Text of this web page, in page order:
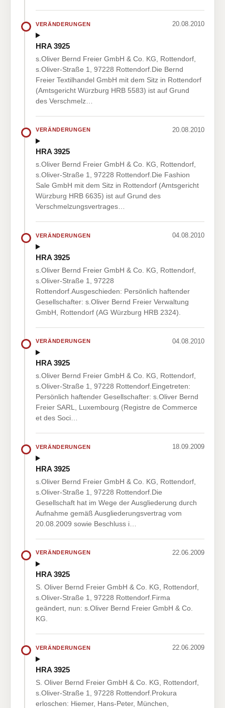
VERÄNDERUNGEN 20.08.2010
HRA 3925
s.Oliver Bernd Freier GmbH & Co. KG, Rottendorf,
s.Oliver-Straße 1, 97228 Rottendorf.Die Bernd
Freier Textilhandel GmbH mit dem Sitz in Rottendorf
(Amtsgericht Würzburg HRB 5583) ist auf Grund
des Verschmelz…
VERÄNDERUNGEN 20.08.2010
HRA 3925
s.Oliver Bernd Freier GmbH & Co. KG, Rottendorf,
s.Oliver-Straße 1, 97228 Rottendorf.Die Fashion
Sale GmbH mit dem Sitz in Rottendorf (Amtsgericht
Würzburg HRB 6635) ist auf Grund des
Verschmelzungsvertrages…
VERÄNDERUNGEN 04.08.2010
HRA 3925
s.Oliver Bernd Freier GmbH & Co. KG, Rottendorf,
s.Oliver-Straße 1, 97228
Rottendorf.Ausgeschieden: Persönlich haftender
Gesellschafter: s.Oliver Bernd Freier Verwaltung
GmbH, Rottendorf (AG Würzburg HRB 2324).
VERÄNDERUNGEN 04.08.2010
HRA 3925
s.Oliver Bernd Freier GmbH & Co. KG, Rottendorf,
s.Oliver-Straße 1, 97228 Rottendorf.Eingetreten:
Persönlich haftender Gesellschafter: s.Oliver Bernd
Freier SARL, Luxembourg (Registre de Commerce
et des Soci…
VERÄNDERUNGEN 18.09.2009
HRA 3925
s.Oliver Bernd Freier GmbH & Co. KG, Rottendorf,
s.Oliver-Straße 1, 97228 Rottendorf.Die
Gesellschaft hat im Wege der Ausgliederung durch
Aufnahme gemäß Ausgliederungsvertrag vom
20.08.2009 sowie Beschluss i…
VERÄNDERUNGEN 22.06.2009
HRA 3925
S. Oliver Bernd Freier GmbH & Co. KG, Rottendorf,
s.Oliver-Straße 1, 97228 Rottendorf.Firma
geändert, nun: s.Oliver Bernd Freier GmbH & Co.
KG.
VERÄNDERUNGEN 22.06.2009
HRA 3925
S. Oliver Bernd Freier GmbH & Co. KG, Rottendorf,
s.Oliver-Straße 1, 97228 Rottendorf.Prokura
erloschen: Hiemer, Hans-Peter, München,